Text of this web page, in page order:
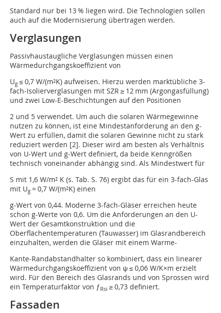
Standard nur bei 13 % liegen wird. Die Technologien sollen
auch auf die Modernisierung übertragen werden.
Verglasungen
Passivhaustaugliche Verglasungen müssen einen
Wärmedurchgangskoeffizient von
Ug ≤ 0,7 W/(m²K) aufweisen. Hierzu werden marktübliche 3-
fach-Isolierverglasungen mit SZR ≥ 12 mm (Argongasfüllung)
und zwei Low-E-Beschichtungen auf den Positionen
2 und 5 verwendet. Um auch die solaren Wärmegewinne
nutzen zu können, ist eine Mindestanforderung an den g-
Wert zu erfüllen, damit die solaren Gewinne nicht zu stark
reduziert werden [2]. Dieser wird am besten als Verhältnis
von U-Wert und g-Wert definiert, da beide Kenngrößen
technisch voneinander abhängig sind. Als Mindestwert für
S mit 1,6 W/m² K (s. Tab. S. 76) ergibt das für ein 3-fach-Glas
mit Ug = 0,7 W/(m²K) einen
g-Wert von 0,44. Moderne 3-fach-Gläser erreichen heute
schon g-Werte von 0,6. Um die Anforderungen an den U-
Wert der Gesamtkonstruktion und die
Oberflächentemperaturen (Tauwasser) im Glasrandbereich
einzuhalten, werden die Gläser mit einem Warme-
Kante-Randabstandhalter so kombiniert, dass ein linearer
Wärmedurchgangskoeffizient von ψ ≤ 0,06 W/K×m erzielt
wird. Für den Bereich des Glasrands und von Sprossen wird
ein Temperaturfaktor von ƒRsi ≥ 0,73 definiert.
Fassaden